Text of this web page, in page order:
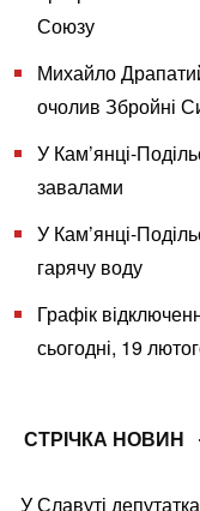
Союзу
Михайло
очолив Збройні
У Кам’янці-
завалами
У Кам’янці-
гарячу воду
Графік
сьогодні, 19
СТРІЧКА НОВИН
У Славуті